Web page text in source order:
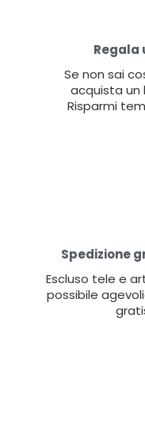
Regala
Se non sai
acquista un
Risparmi
Spedizione
Escluso tele e
possibile